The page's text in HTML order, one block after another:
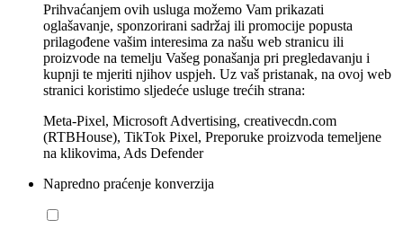
Prihvaćanjem ovih usluga možemo Vam prikazati
oglašavanje, sponzorirani sadržaj ili promocije popusta
prilagođene vašim interesima za našu web stranicu ili
proizvode na temelju Vašeg ponašanja pri pregledavanju i
kupnji te mjeriti njihov uspjeh. Uz vaš pristanak, na ovoj web
stranici koristimo sljedeće usluge trećih strana:
Meta-Pixel, Microsoft Advertising, creativecdn.com
(RTBHouse), TikTok Pixel, Preporuke proizvoda temeljene
na klikovima, Ads Defender
Napredno praćenje konverzija